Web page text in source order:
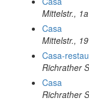
Mittelstr., 1a
Casa
Mittelstr., 19
Casa-
Richrather
Casa
Richrather